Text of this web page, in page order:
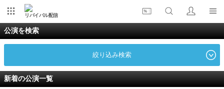
リバイバル配信
公演を検索
絞り込み検索
新着の公演一覧